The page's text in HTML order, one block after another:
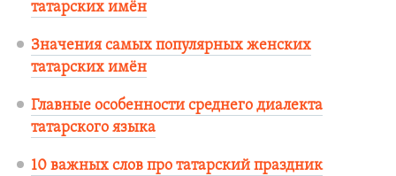
татарских имён
Значения самых популярных женских
татарских имён
Главные особенности среднего диалекта
татарского языка
10 важных слов про татарский праздник